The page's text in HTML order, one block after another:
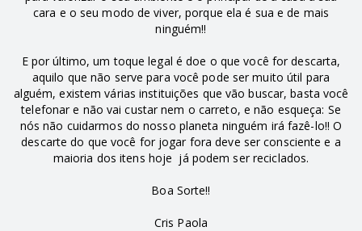
cara e o seu modo de viver, porque ela é sua e de mais
ninguém!!
E por último, um toque legal é doe o que você for descarta,
aquilo que não serve para você pode ser muito útil para
alguém, existem várias instituições que vão buscar, basta você
telefonar e não vai custar nem o carreto, e não esqueça: Se
nós não cuidarmos do nosso planeta ninguém irá fazê-lo!! O
descarte do que você for jogar fora deve ser consciente e a
maioria dos itens hoje já podem ser reciclados.
Boa Sorte!!
Cris Paola